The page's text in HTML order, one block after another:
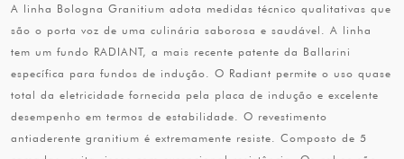
A linha Bologna Granitium adota medidas técnico qualitativas que
são o porta voz de uma culinária saborosa e saudável. A linha
tem um fundo RADIANT, a mais recente patente da Ballarini
específica para fundos de indução. O Radiant permite o uso quase
total da eletricidade fornecida pela placa de indução e excelente
desempenho em termos de estabilidade. O revestimento
antiaderente granitium é extremamente resiste. Composto de 5